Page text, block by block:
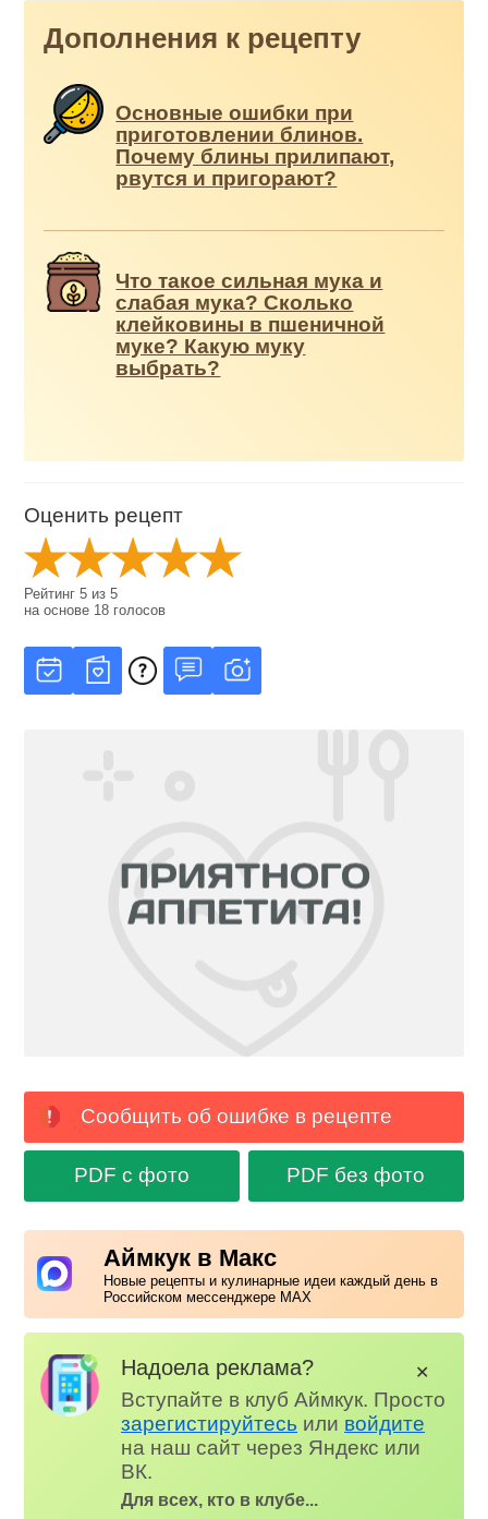
Дополнения к рецепту
Основные ошибки при
приготовлении блинов.
Почему блины прилипают,
рвутся и пригорают?
Что такое сильная мука и
слабая мука? Сколько
клейковины в пшеничной
муке? Какую муку
выбрать?
Оценить рецепт
Рейтинг5 из5
на основе 18 голосов
Сообщить об ошибке в рецепте
PDF с фото PDF без фото
Аймкук в Макс
Новые рецепты и кулинарные идеи каждый день в
Российском мессенджере MAX
Надоела реклама?
Вступайте в клуб Аймкук. Просто
зарегистируйтесь или войдите
на наш сайт через Яндекс или
ВК.
Для всех, кто в клубе...
✕